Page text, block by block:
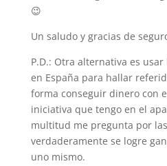
😉
Un saludo y gracias de
P.D.: Otra alternativa es
en España para hallar
forma conseguir dinero con
iniciativa que tengo en el
multitud me pregunta por
verdaderamente se logre
uno mismo.